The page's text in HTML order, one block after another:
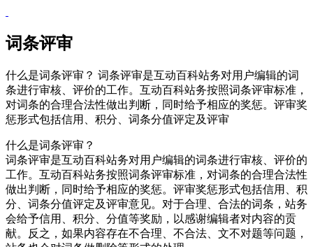
词条评审
什么是词条评审？ 词条评审是互动百科站务对用户编辑的词
条进行审核、评价的工作。互动百科站务按照词条评审标准，
对词条的合理合法性做出判断，同时给予相应的奖惩。评审奖
惩形式包括信用、积分、词条分值评定及评审
什么是词条评审？
词条评审是互动百科站务对用户编辑的词条进行审核、评价的
工作。互动百科站务按照词条评审标准，对词条的合理合法性
做出判断，同时给予相应的奖惩。评审奖惩形式包括信用、积
分、词条分值评定及评审意见。对于合理、合法的词条，站务
会给予信用、积分、分值等奖励，以感谢编辑者对内容的贡
献。反之，如果内容存在不合理、不合法、文不对题等问题，